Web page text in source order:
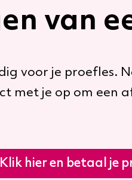
van
voor je proefles.
met je op om een
Klik hier en betaal je